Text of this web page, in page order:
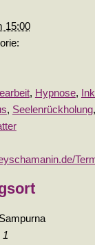
15:00
, Hypnose,
, Seelenrückholung,
1